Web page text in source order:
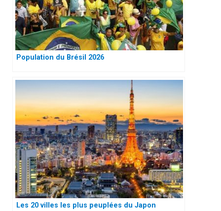
Population du Brésil 2026
Les 20 villes les plus peuplées du Japon